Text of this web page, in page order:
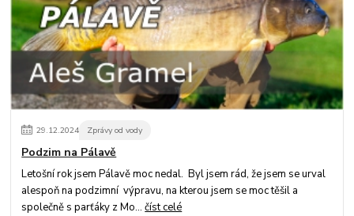
29.12.2024 Zprávy od vody
Podzim na Pálavě
Letošní rok jsem Pálavě moc nedal. Byl jsem rád, že jsem se urval
alespoň na podzimní výpravu, na kterou jsem se moc těšil a
společně s parťáky z Mo...číst celé